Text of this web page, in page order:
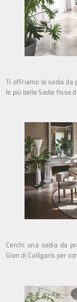
Ti offriamo la sedia da
le più belle Sedie fisse
Cerchi una sedia da
Glen di Calligaris per